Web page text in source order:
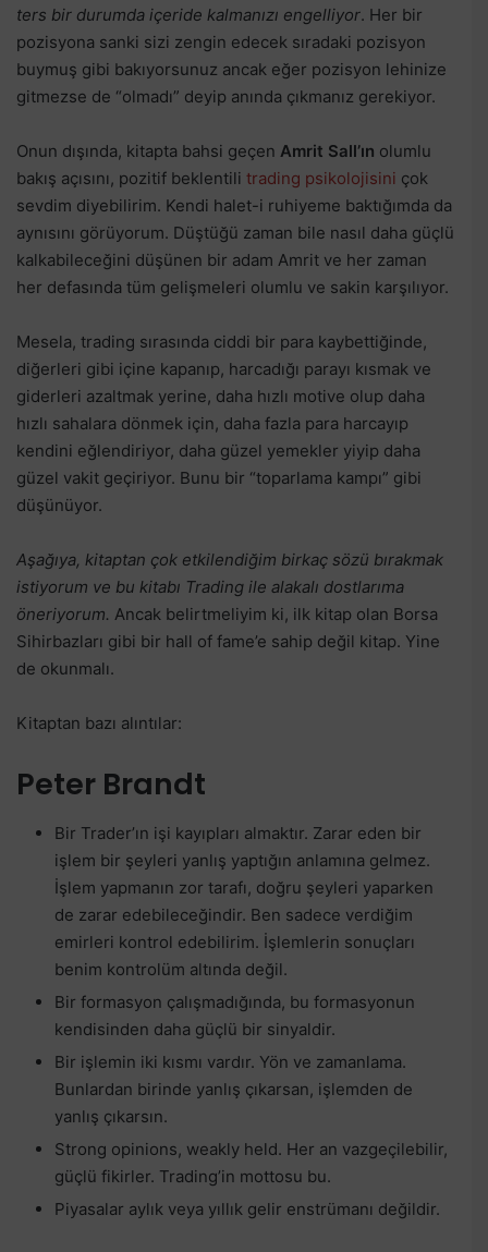
ters bir durumda içeride kalmanızı engelliyor. Her bir
pozisyona sanki sizi zengin edecek sıradaki pozisyon
buymuş gibi bakıyorsunuz ancak eğer pozisyon lehinize
gitmezse de “olmadı” deyip anında çıkmanız gerekiyor.
Onun dışında, kitapta bahsi geçen Amrit Sall’ın olumlu
bakış açısını, pozitif beklentili trading psikolojisini çok
sevdim diyebilirim. Kendi halet-i ruhiyeme baktığımda da
aynısını görüyorum. Düştüğü zaman bile nasıl daha güçlü
kalkabileceğini düşünen bir adam Amrit ve her zaman
her defasında tüm gelişmeleri olumlu ve sakin karşılıyor.
Mesela, trading sırasında ciddi bir para kaybettiğinde,
diğerleri gibi içine kapanıp, harcadığı parayı kısmak ve
giderleri azaltmak yerine, daha hızlı motive olup daha
hızlı sahalara dönmek için, daha fazla para harcayıp
kendini eğlendiriyor, daha güzel yemekler yiyip daha
güzel vakit geçiriyor. Bunu bir “toparlama kampı” gibi
düşünüyor.
Aşağıya, kitaptan çok etkilendiğim birkaç sözü bırakmak
istiyorum ve bu kitabı Trading ile alakalı dostlarıma
öneriyorum. Ancak belirtmeliyim ki, ilk kitap olan Borsa
Sihirbazları gibi bir hall of fame’e sahip değil kitap. Yine
de okunmalı.
Kitaptan bazı alıntılar:
Peter Brandt
Bir Trader’ın işi kayıpları almaktır. Zarar eden bir
işlem bir şeyleri yanlış yaptığın anlamına gelmez.
İşlem yapmanın zor tarafı, doğru şeyleri yaparken
de zarar edebileceğindir. Ben sadece verdiğim
emirleri kontrol edebilirim. İşlemlerin sonuçları
benim kontrolüm altında değil.
Bir formasyon çalışmadığında, bu formasyonun
kendisinden daha güçlü bir sinyaldir.
Bir işlemin iki kısmı vardır. Yön ve zamanlama.
Bunlardan birinde yanlış çıkarsan, işlemden de
yanlış çıkarsın.
Strong opinions, weakly held. Her an vazgeçilebilir,
güçlü fikirler. Trading’in mottosu bu.
Piyasalar aylık veya yıllık gelir enstrümanı değildir.